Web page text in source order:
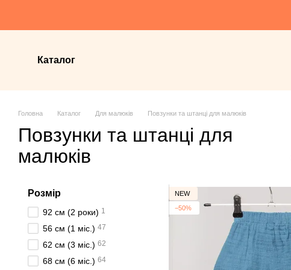
Каталог
Головна Каталог Для малюків Повзунки та штанці для малюків
Повзунки та штанці для
малюків
NEW
−50%
Розмір
92 см (2 роки) 1
56 см (1 мiс.) 47
62 см (3 мiс.) 62
68 см (6 мiс.) 64